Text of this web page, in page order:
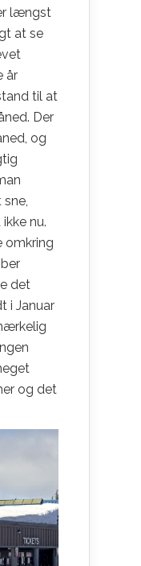
længst
at se
år
til at
Der
og
nu.
omkring
det
i Januar
og det